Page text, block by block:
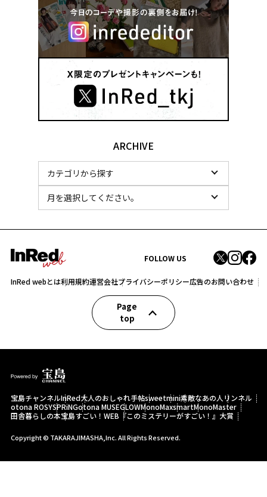
ARCHIVE
FOLLOW US
InRed webとは利用規約運営会社プライバシーポリシー広告のお問い合わせ
Page
top
宝島チャンネルInRed大人のおしゃれ手帖sweetmini素敵なあの人 リンネル
otona ROSYSPRiNGotona MUSEGLOWMonoMaxsmartMonoMaster
田舎暮らしの本宝島すごい！WEB 『このミステリーがすごい！』大賞
Copyright © TAKARAJIMASHA,Inc. All Rights Reserved.